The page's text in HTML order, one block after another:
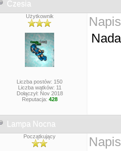
Czesia
Użytkownik
Liczba postów: 150
Liczba wątków: 11
Dołączył: Nov 2018
Reputacja: 428
Lampa Nocna
Początkujący